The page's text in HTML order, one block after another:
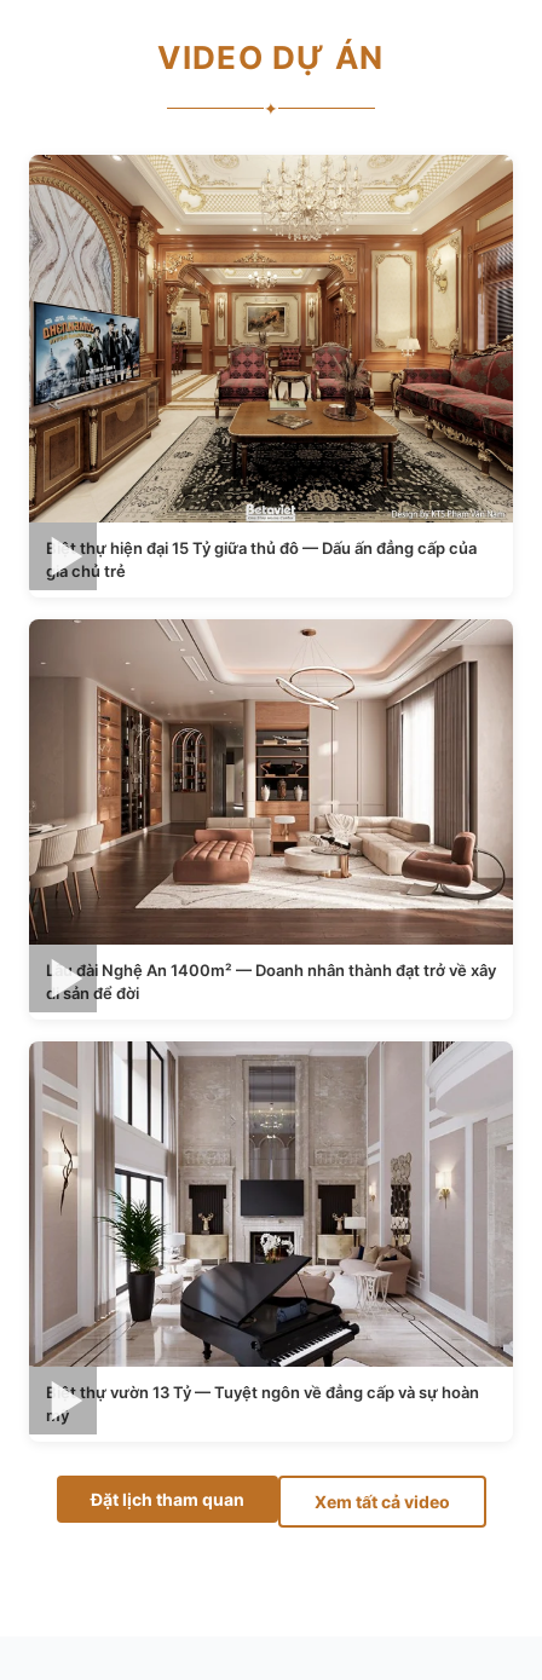
VIDEO DỰ ÁN
✦
Biệt thự hiện đại 15 Tỷ giữa thủ đô — Dấu ấn đẳng cấp của
gia chủ trẻ
Lâu đài Nghệ An 1400m² — Doanh nhân thành đạt trở về xây
di sản để đời
Biệt thự vườn 13 Tỷ — Tuyệt ngôn về đẳng cấp và sự hoàn
mỹ
Đặt lịch tham quan Xem tất cả video